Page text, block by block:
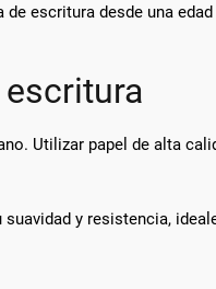
escritura desde una edad
Utilizar papel de alta
y resistencia,